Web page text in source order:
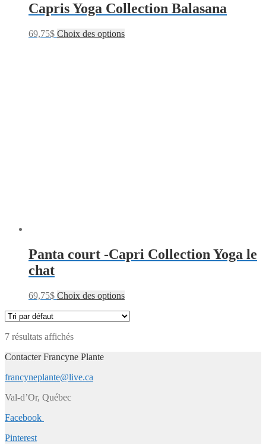
Capris Yoga Collection Balasana
69,75$ Choix des options
Panta court -Capri Collection Yoga le
chat
69,75$ Choix des options
7 résultats affichés
Contacter Francyne Plante
francyneplante@live.ca
Val-d’Or, Québec
Facebook
Pinterest